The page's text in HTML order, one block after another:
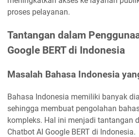
proses pelayanan.
Tantangan dalam
Google BERT di Indonesia
Masalah Bahasa Indonesia
Bahasa Indonesia memiliki banyak
sehingga membuat pengolahan
kompleks. Hal ini menjadi tantangan
Chatbot AI Google BERT di Indonesia.